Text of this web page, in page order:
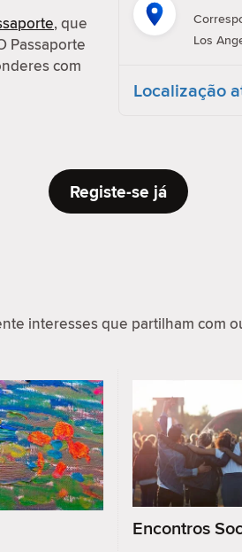
, que
Passaporte
com
Los
Localização
Registe-se já
interesses que partilham com
Encontros